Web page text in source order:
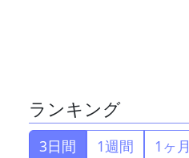
ランキング
3日間 1週間 1ヶ月